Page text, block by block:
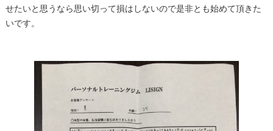
せたいと思うなら思い切って損はしないので是非とも始めて頂きた
いです。